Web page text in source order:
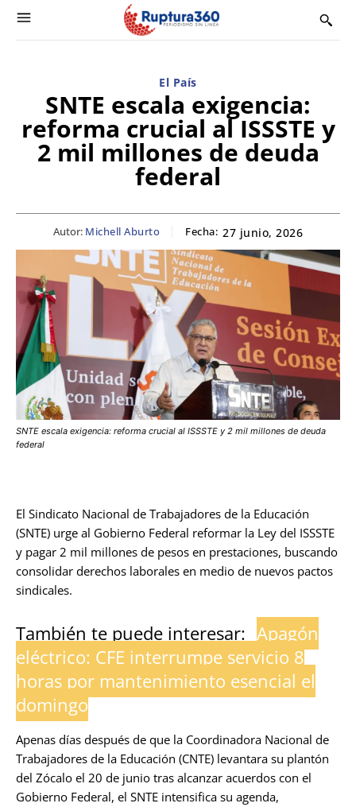
El País
SNTE escala exigencia:
reforma crucial al ISSSTE y
2 mil millones de deuda
federal
Autor: Michell Aburto Fecha: 27 junio, 2026
SNTE escala exigencia: reforma crucial al ISSSTE y 2 mil millones de deuda
federal
El Sindicato Nacional de Trabajadores de la Educación
(SNTE) urge al Gobierno Federal reformar la Ley del ISSSTE
y pagar 2 mil millones de pesos en prestaciones, buscando
consolidar derechos laborales en medio de nuevos pactos
sindicales.
También te puede interesar: Apagón
eléctrico: CFE interrumpe servicio 8
horas por mantenimiento esencial el
domingo
Apenas días después de que la Coordinadora Nacional de
Trabajadores de la Educación (CNTE) levantara su plantón
del Zócalo el 20 de junio tras alcanzar acuerdos con el
Gobierno Federal, el SNTE intensifica su agenda,